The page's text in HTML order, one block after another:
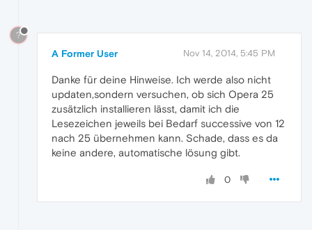
?
A Former User Nov 14, 2014, 5:45 PM
Danke für deine Hinweise. Ich werde also nicht
updaten,sondern versuchen, ob sich Opera 25
zusätzlich installieren lässt, damit ich die
Lesezeichen jeweils bei Bedarf successive von 12
nach 25 übernehmen kann. Schade, dass es da
keine andere, automatische lösung gibt.
0